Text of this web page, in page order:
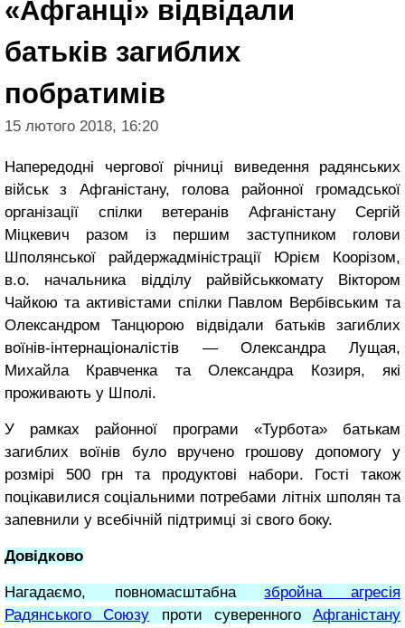
«Афганці» відвідали
батьків загиблих
побратимів
15 лютого 2018, 16:20
Напередодні чергової річниці виведення радянських
військ з Афганістану, голова районної громадської
організації спілки ветеранів Афганістану Сергій
Міцкевич разом із першим заступником голови
Шполянської райдержадміністрації Юрієм Коорізом,
в.о. начальника відділу райвійськкомату Віктором
Чайкою та активістами спілки Павлом Вербівським та
Олександром Танцюрою відвідали батьків загиблих
воїнів-інтернаціоналістів — Олександра Лущая,
Михайла Кравченка та Олександра Козиря, які
проживають у Шполі.
У рамках районної програми «Турбота» батькам
загиблих воїнів було вручено грошову допомогу у
розмірі 500 грн та продуктові набори. Гості також
поцікавилися соціальними потребами літніх шполян та
запевнили у всебічній підтримці зі свого боку.
Довідково
Нагадаємо, повномасштабназбройна агресія
Радянського Союзу проти суверенного Афганістану